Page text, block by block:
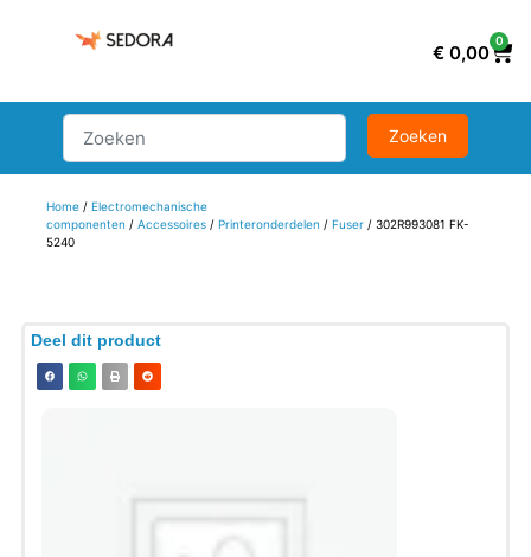
€ 0,00
0
Home/ Electromechanische
componenten / Accessoires/ Printeronderdelen / Fuser/ 302R993081 FK-
5240
Deel dit product